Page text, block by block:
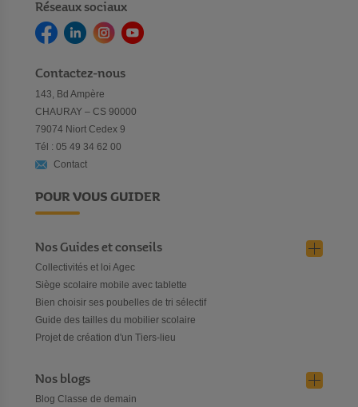
Réseaux sociaux
Contactez-nous
143, Bd Ampère
CHAURAY – CS 90000
79074 Niort Cedex 9
Tél : 05 49 34 62 00
Contact
POUR VOUS GUIDER
Nos Guides et conseils
Collectivités et loi Agec
Siège scolaire mobile avec tablette
Bien choisir ses poubelles de tri sélectif
Guide des tailles du mobilier scolaire
Projet de création d'un Tiers-lieu
Nos blogs
Blog Classe de demain